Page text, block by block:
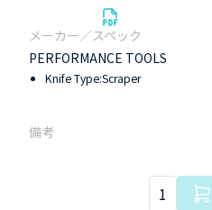
PERFORMANCE TOOLS
Knife Type:Scraper